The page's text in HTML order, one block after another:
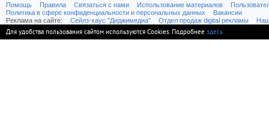
Помощь
Правила Связаться с нами Использование материалов
Политика в сфере конфиденциальности и персональных данных
Вакансии
Реклама на сайте:
Cейлз-хаус "Диджимедиа" Отдел продаж digital рекламы
Для удобства пользования сайтом используются Cookies. Подробнее здесь